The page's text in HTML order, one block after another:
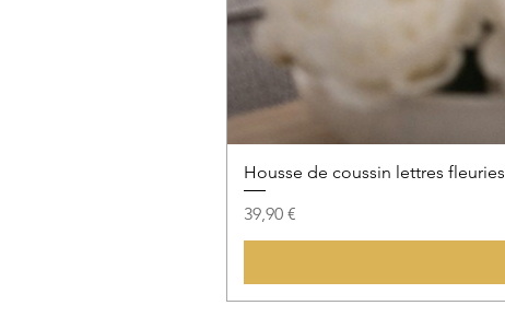
Housse de coussin lettres fleuries
Prix
39,90 €